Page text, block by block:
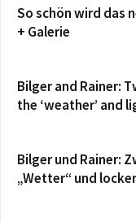
So schön wird das
+ Galerie
Bilger and Rainer:
the ‘weather’ and
Bilger und Rainer:
„Wetter“ und